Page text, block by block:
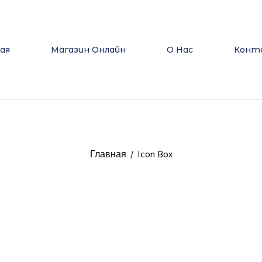
Магазин Онлайн О Нас
Главная Icon Box